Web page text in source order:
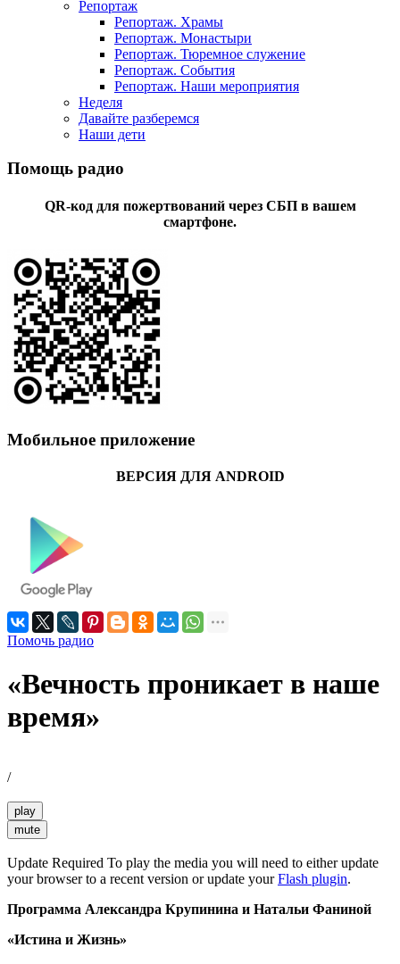
Репортаж
Репортаж. Храмы
Репортаж. Монастыри
Репортаж. Тюремное служение
Репортаж. События
Репортаж. Наши мероприятия
Неделя
Давайте разберемся
Наши дети
Помощь радио
QR-код для пожертвований через СБП в вашем
смартфоне.
Мобильное приложение
ВЕРСИЯ ДЛЯ ANDROID
Помочь радио
«Вечность проникает в наше
время»
/
play
mute
Update Required To play the media you will need to either update
your browser to a recent version or update yourFlash plugin.
Программа Александра Крупинина и Натальи Фаниной
«Истина и Жизнь»